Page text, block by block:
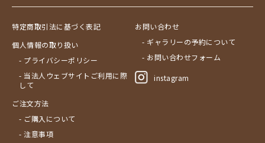
特定商取引法に基づく表記
個人情報の取り扱い
- プライバシーポリシー
- 当法人ウェブサイトご利用に際
して
ご注文方法
- ご購入について
- 注意事項
お問い合わせ
- ギャラリーの予約について
- お問い合わせフォーム
instagram